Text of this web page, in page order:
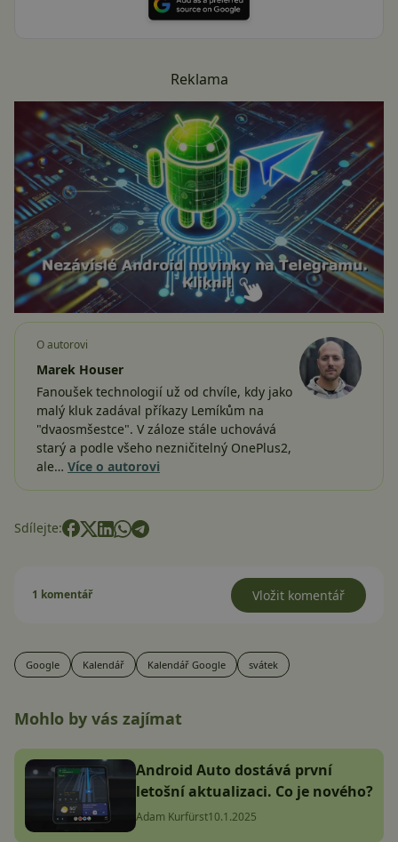
Reklama
O autorovi
Marek Houser
Fanoušek technologií už od chvíle, kdy jako
malý kluk zadával příkazy Lemíkům na
"dvaosmšestce". V záloze stále uchovává
starý a podle všeho nezničitelný OnePlus2,
ale… Více o autorovi
Sdílejte:
1 komentář Vložit komentář
Google Kalendář Kalendář Google svátek
Mohlo by vás zajímat
Android Auto dostává první
letošní aktualizaci. Co je nového?
Adam Kurfürst10.1.2025